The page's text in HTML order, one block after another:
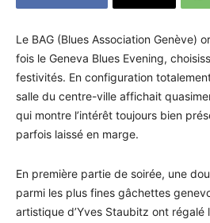
Le BAG (Blues Association Genève)
fois le Geneva Blues Evening,
festivités. En configuration
salle du centre-ville affichait
qui montre l’intérêt toujours bien
parfois laissé en marge.
En première partie de soirée, une
parmi les plus fines gâchettes
artistique d’Yves Staubitz ont régalé